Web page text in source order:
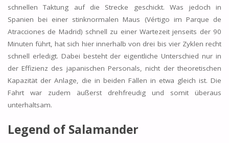
schnellen Taktung auf die Strecke geschickt. Was jedoch in
Spanien bei einer stinknormalen Maus (Vértigo im Parque de
Atracciones de Madrid) schnell zu einer Wartezeit jenseits der 90
Minuten führt, hat sich hier innerhalb von drei bis vier Zyklen recht
schnell erledigt. Dabei besteht der eigentliche Unterschied nur in
der Effizienz des japanischen Personals, nicht der theoretischen
Kapazität der Anlage, die in beiden Fällen in etwa gleich ist. Die
Fahrt war zudem äußerst drehfreudig und somit überaus
unterhaltsam.
Legend of Salamander